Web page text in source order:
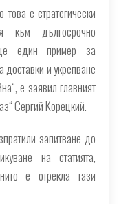
е стратегически
към дългосрочно
един пример за
и укрепване
е заявил главният
Сергий Корецкий.
запитване до
на статията,
е отрекла тази